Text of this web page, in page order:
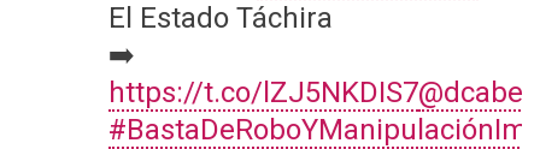
El Estado Táchira
➡️
https://t.co/lZJ5NKDIS7